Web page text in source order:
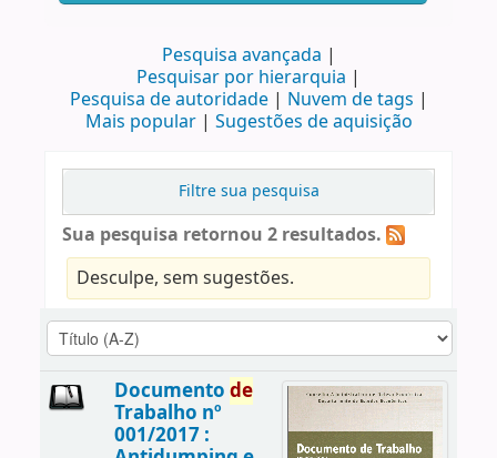
Pesquisa avançada
Pesquisar por hierarquia
Pesquisa de autoridade
Nuvem de tags
Mais popular
Sugestões de aquisição
Filtre sua pesquisa
Sua pesquisa retornou 2 resultados.
Desculpe, sem sugestões.
Documento de
Trabalho nº
001/2017 :